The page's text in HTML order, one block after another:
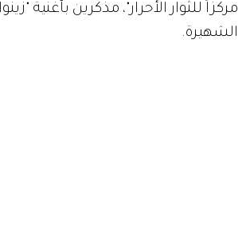
مركزاً للثوار الأحرار"، مذكّرين بأغنية
الشهيرة.